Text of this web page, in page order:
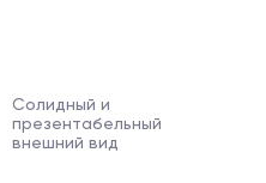
Солидный и
презентабельный
внешний вид